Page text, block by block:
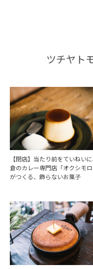
ツチヤト
【閉店】当たり前をていねい
倉のカレー専門店「オクシモロ
がつくる、飾らないお菓子